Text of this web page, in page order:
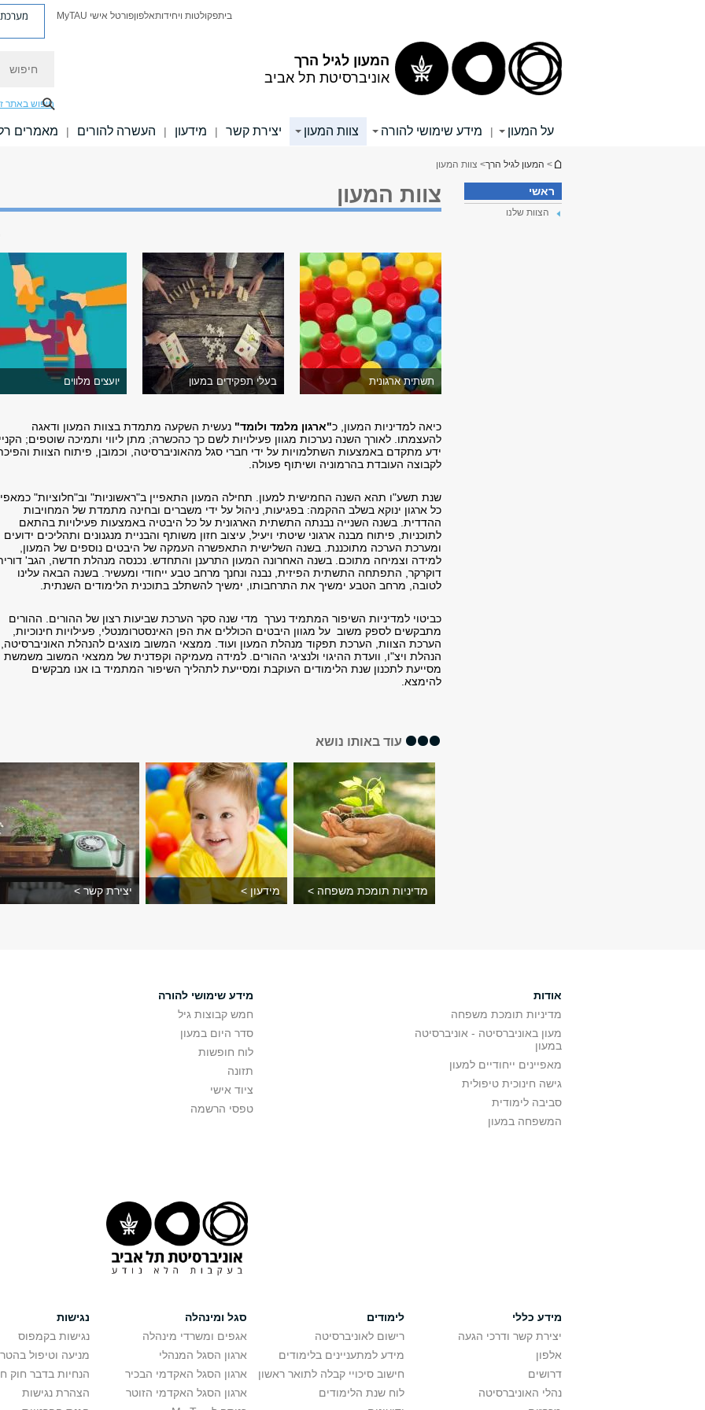
המעון לגיל הרך
אוניברסיטת תל אביב
ביתפקולטות ויחידותאלפוןפורטל אישי MyTAU מערכת
חיפוש באתר
על המעון | מידע שימושי להורה צוות המעון יצירת קשר | מידעון | העשרה להורים | מאמרים
הינך נמצא כאן
> המעון לגיל הרך> צוות המעון
ראשי
הצוות שלנו
צוות המעון
תשתית ארגונית בעלי תפקידים במעון יועצים מלווים
כיאה למדיניות המעון, כ"ארגון מלמד ולומד" נעשית השקעה מתמדת בצוות המעון ודאגה
להעצמתו. לאורך השנה נערכות מגוון פעילויות לשם כך כהכשרה; מתן ליווי ותמיכה שוטפים;
ידע מתקדם באמצעות השתלמויות על ידי חברי סגל מהאוניברסיטה, וכמובן, פיתוח הצוות
לקבוצה העובדת בהרמוניה ושיתוף פעולה.
שנת תשע"ו תהא השנה החמישית למעון. תחילה המעון התאפיין ב"ראשוניות" וב"חלוציות"
כל ארגון ינוקא בשלב ההקמה: בפגיעות, ניהול על ידי משברים ובחינה מתמדת של המחויבות
ההדדית. בשנה השנייה נבנתה התשתית הארגונית על כל היבטיה באמצעות פעילויות בהתאם
לתוכניות, פיתוח מבנה ארגוני שיטתי ויעיל, עיצוב חזון משותף והבניית מנגנונים ותהליכים ידועים
ומערכת הערכה מתוכננת. בשנה השלישית התאפשרה העמקה של היבטים נוספים של המעון,
למידה וצמיחה מתוכם. בשנה האחרונה המעון התרענן והתחדש. נכנסה מנהלת חדשה, הגב'
דוקרקר, התפתחה התשתית הפיזית, נבנה ונחנך מרחב טבע ייחודי ומעשיר. בשנה הבאה עלינו
לטובה, מרחב הטבע ימשיך את התרחבותו, ימשיך להשתלב בתוכנית הלימודים השנתית.
כביטוי למדיניות השיפור המתמיד נערך מדי שנה סקר הערכת שביעות רצון של ההורים. ההורים
מתבקשים לספק משוב על מגוון היבטים הכוללים את הפן האינסטרומנטלי, פעילויות חינוכיות,
הערכת הצוות, הערכת תפקוד מנהלת המעון ועוד. ממצאי המשוב מוצגים להנהלת האוניברסיטה,
הנהלת ויצ"ו, וועדת ההיגוי ולנציגי ההורים. למידה מעמיקה וקפדנית של ממצאי המשוב משמשת
מסייעת לתכנון שנת הלימודים העוקבת ומסייעת לתהליך השיפור המתמיד בו אנו מבקשים
להימצא.
עוד באותו נושא
מדיניות תומכת משפחה > מידעון > יצירת קשר >
אודות
מדיניות תומכת משפחה
מעון באוניברסיטה - אוניברסיטה
במעון
מאפיינים ייחודיים למעון
גישה חינוכית טיפולית
סביבה לימודית
המשפחה במעון
מידע שימושי להורה
חמש קבוצות גיל
סדר היום במעון
לוח חופשות
תזונה
ציוד אישי
טפסי הרשמה
מידע כללי
יצירת קשר ודרכי הגעה
אלפון
דרושים
נהלי האוניברסיטה
לימודים
רישום לאוניברסיטה
מידע למתעניינים בלימודים
חישוב סיכויי קבלה לתואר ראשון
לוח שנת הלימודים
סגל ומינהלה
אגפים ומשרדי מינהלה
ארגון הסגל המנהלי
ארגון הסגל האקדמי הבכיר
ארגון הסגל האקדמי הזוטר
נגישות
נגישות בקמפוס
מניעה וטיפול
הנחיות בדבר חוק
הצהרת נגישות